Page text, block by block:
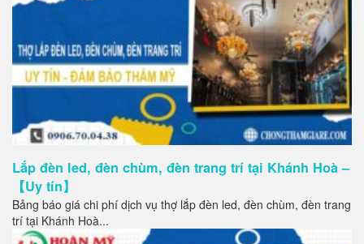
Lắp đèn led, đèn chùm, đèn trang trí tại Khánh Hoà –
【Uy tín】
Bảng báo giá chi phí dịch vụ thợ lắp đèn led, đèn chùm, đèn trang
trí tại Khánh Hoà...